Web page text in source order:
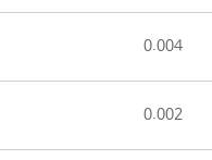
0.004
0.002